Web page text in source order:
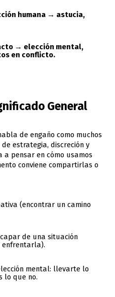
humana → astucia,
→ elección mental,
en conflicto.
General
de engaño como muchos
estrategia, discreción y
a pensar en cómo usamos
conviene compartirlas o
(encontrar un camino
de una situación
enfrentarla).
mental: llevarte lo
lo que no.